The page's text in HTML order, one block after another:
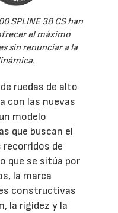
SPLINE 38 CS han
el máximo
sin renunciar a la
ruedas de alto
con las nuevas
modelo
que buscan el
recorridos de
que se sitúa por
la marca
constructivas
la rigidez y la